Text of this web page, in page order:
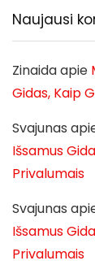
Naujausi
Zinaidaapie
Gidas, Kaip
Svajunas
Išsamus
Privalumais
Svajunas
Išsamus
Privalumais